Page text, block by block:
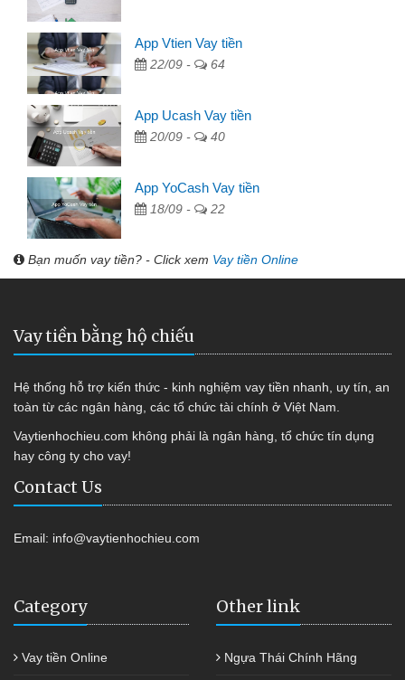
App Vtien Vay tiền
22/09 - 64
App Ucash Vay tiền
20/09 - 40
App YoCash Vay tiền
18/09 - 22
Bạn muốn vay tiền? - Click xem Vay tiền Online
Vay tiền bằng hộ chiếu
Hệ thống hỗ trợ kiến thức - kinh nghiệm vay tiền nhanh, uy tín, an
toàn từ các ngân hàng, các tổ chức tài chính ở Việt Nam.
Vaytienhochieu.com không phải là ngân hàng, tổ chức tín dụng
hay công ty cho vay!
Contact Us
Email: info@vaytienhochieu.com
Category
Vay tiền Online
Other link
Ngựa Thái Chính Hãng